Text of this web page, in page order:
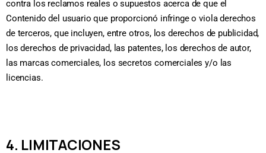
contra los reclamos reales o supuestos acerca de que el
Contenido del usuario que proporcionó infringe o viola derechos
de terceros, que incluyen, entre otros, los derechos de publicidad,
los derechos de privacidad, las patentes, los derechos de autor,
las marcas comerciales, los secretos comerciales y/o las
licencias.
4. LIMITACIONES